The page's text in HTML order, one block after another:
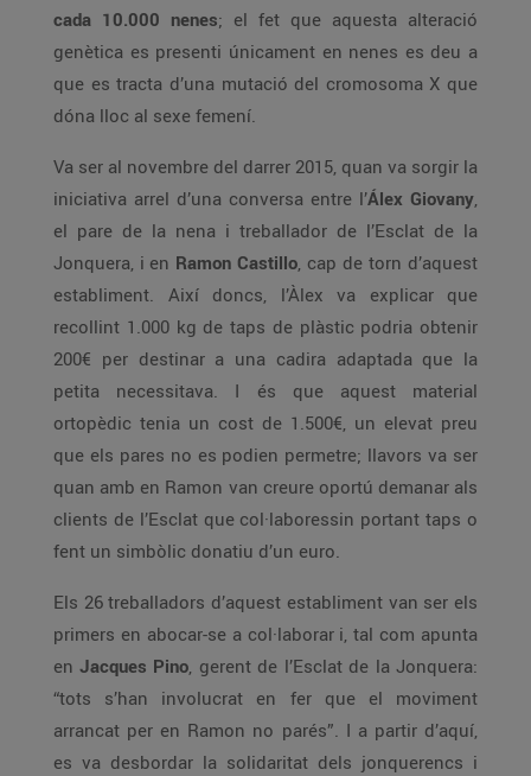
cada 10.000 nenes; el fet que aquesta alteració
genètica es presenti únicament en nenes es deu a
que es tracta d’una mutació del cromosoma X que
dóna lloc al sexe femení.
Va ser al novembre del darrer 2015, quan va sorgir la
iniciativa arrel d’una conversa entre l’Álex Giovany
el pare de la nena i treballador de l’Esclat de la
Jonquera, i en Ramon Castillo , cap de torn d’aquest
establiment. Així doncs, l’Àlex va explicar que
recollint 1.000 kg de taps de plàstic podria obtenir
200€ per destinar a una cadira adaptada que la
petita necessitava. I és que aquest material
ortopèdic tenia un cost de 1.500€, un elevat preu
que els pares no es podien permetre; llavors va ser
quan amb en Ramon van creure oportú demanar als
clients de l’Esclat que col·laboressin portant taps o
fent un simbòlic donatiu d’un euro.
Els 26 treballadors d’aquest establiment van ser els
primers en abocar-se a col·laborar i, tal com apunta
en Jacques Pino , gerent de l’Esclat de la Jonquera:
“tots s’han involucrat en fer que el moviment
arrancat per en Ramon no parés”. I a partir d’aquí,
es va desbordar la solidaritat dels jonquerencs i